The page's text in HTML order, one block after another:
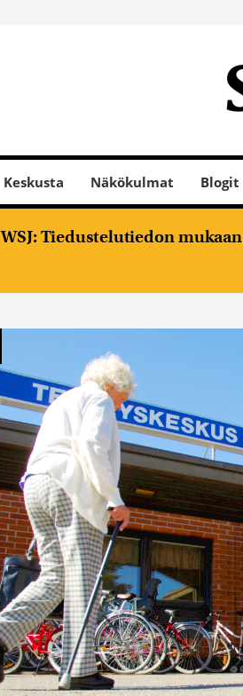
Keskusta Näkökulmat Blogit
WSJ: Tiedustelutiedon